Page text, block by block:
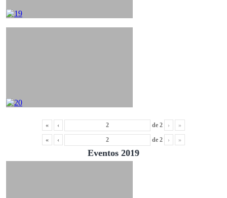
« ‹ de 2 › »
« ‹ de 2 › »
Eventos 2019